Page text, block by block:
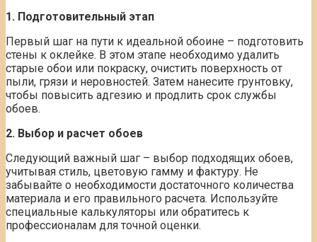
1. Подготовительный этап
Первый шаг на пути к идеальной обоине – подготовить
стены к оклейке. В этом этапе необходимо удалить
старые обои или покраску, очистить поверхность от
пыли, грязи и неровностей. Затем нанесите грунтовку,
чтобы повысить адгезию и продлить срок службы
обоев.
2. Выбор и расчет обоев
Следующий важный шаг – выбор подходящих обоев,
учитывая стиль, цветовую гамму и фактуру. Не
забывайте о необходимости достаточного количества
материала и его правильного расчета. Используйте
специальные калькуляторы или обратитесь к
профессионалам для точной оценки.